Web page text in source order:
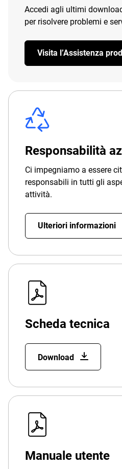
Accedi agli ultimi
per risolvere problemi e
Visita l’Assistenza
Responsabilità
Ci impegniamo a essere
responsabili in tutti gli
attività.
Ulteriori informazioni
Scheda tecnica
Download
Manuale utente